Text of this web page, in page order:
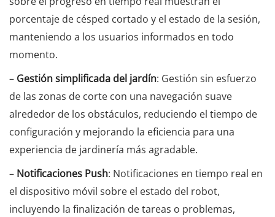
porcentaje de césped cortado y el estado de la sesión,
manteniendo a los usuarios informados en todo
momento.
– Gestión simplificada del jardín: Gestión sin esfuerzo
de las zonas de corte con una navegación suave
alrededor de los obstáculos, reduciendo el tiempo de
configuración y mejorando la eficiencia para una
experiencia de jardinería más agradable.
– Notificaciones Push: Notificaciones en tiempo real en
el dispositivo móvil sobre el estado del robot,
incluyendo la finalización de tareas o problemas,